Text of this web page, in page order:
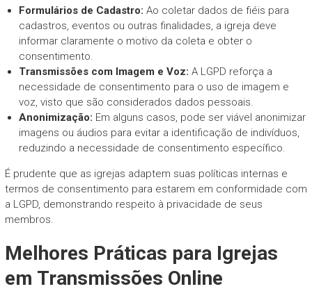
Formulários de Cadastro: Ao coletar dados de fiéis para
cadastros, eventos ou outras finalidades, a igreja deve
informar claramente o motivo da coleta e obter o
consentimento.
Transmissões com Imagem e Voz: A LGPD reforça a
necessidade de consentimento para o uso de imagem e
voz, visto que são considerados dados pessoais.
Anonimização: Em alguns casos, pode ser viável anonimizar
imagens ou áudios para evitar a identificação de indivíduos,
reduzindo a necessidade de consentimento específico.
É prudente que as igrejas adaptem suas políticas internas e
termos de consentimento para estarem em conformidade com
a LGPD, demonstrando respeito à privacidade de seus
membros.
Melhores Práticas para Igrejas
em Transmissões Online